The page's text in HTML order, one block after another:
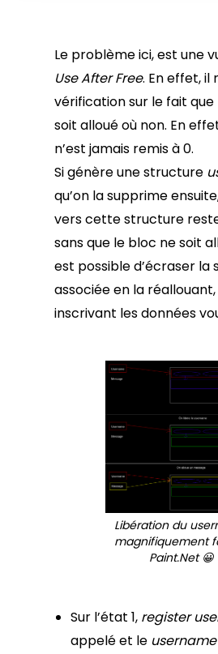
Le problème ici, est une
Use After Free. En effet, il
vérification sur le fait que
soit alloué où non. En
n’est jamais remis à 0.
Si génère une structure
qu’on la supprime
vers cette structure
sans que le bloc ne soit
est possible d’écraser la
associée en la
inscrivant les données
Libération du
magnifiquement
Paint.Net 😀
Sur l’état 1, register
appelé et le username